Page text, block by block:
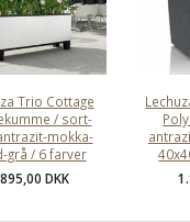
Trio Cottage
/ sort-
mokka-
grå / 6 farver
DKK